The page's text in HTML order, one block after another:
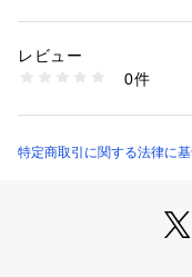
商品番号：
bf013961-o （ショップ）
レビュー
0件
特定商取引に関する法律に